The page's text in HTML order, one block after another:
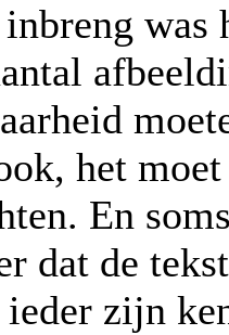
was
het
En
dat de
zijn